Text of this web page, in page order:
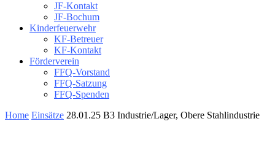
JF-Kontakt
JF-Bochum
Kinderfeuerwehr
KF-Betreuer
KF-Kontakt
Förderverein
FFQ-Vorstand
FFQ-Satzung
FFQ-Spenden
Home Einsätze 28.01.25 B3 Industrie/Lager, Obere Stahlindustrie